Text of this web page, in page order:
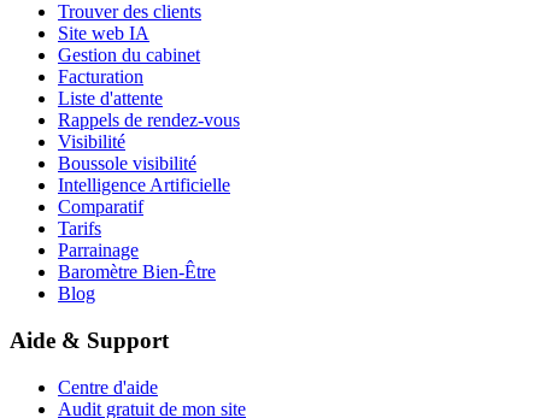
Trouver des clients
Site web IA
Gestion du cabinet
Facturation
Liste d'attente
Rappels de rendez-vous
Visibilité
Boussole visibilité
Intelligence Artificielle
Comparatif
Tarifs
Parrainage
Baromètre Bien-Être
Blog
Aide & Support
Centre d'aide
Audit gratuit de mon site